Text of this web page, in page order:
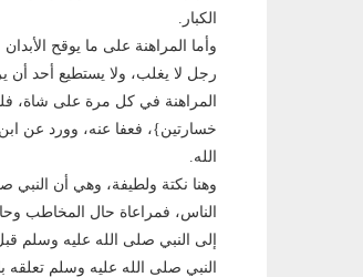
الكبار.
وأما المراهنة على ما يوقح
رجل لا يغلب، ولا يستطيع أحد أن
المراهنة في كل مرة على شاة،
خسارتين}، فعفا عنه، وورد عن
الله.
وهنا نكتة ولطيفة، وهي أن النبي
الناس، فمراعاة حال المخاطب
إلى النبي صلى الله عليه وسلم
النبي صلى الله عليه وسلم تعلقه